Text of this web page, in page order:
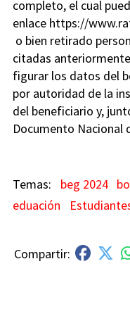
completo, el cual
enlace https://
o bien retirado
citadas
figurar los datos del
por autoridad de la
del beneficiario y,
Documento Nacional
beg 2024
eduación